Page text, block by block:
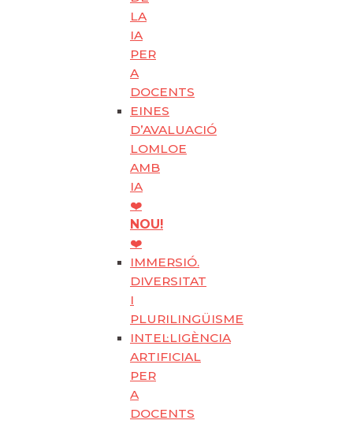
LA
IA
PER
A
DOCENTS
EINES
D’AVALUACIÓ
LOMLOE
AMB
IA
❤️
NOU!
❤️
IMMERSIÓ.
DIVERSITAT
I
PLURILINGÜISME
INTEL·LIGÈNCIA
ARTIFICIAL
PER
A
DOCENTS